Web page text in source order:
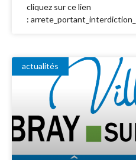
cliquez sur ce lien
:
actualités